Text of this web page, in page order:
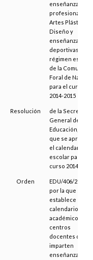
enseñanzas
profesionales
Artes Plásticas y
Diseño y
enseñanzas
deportivas de
régimen
de la
Foral de
para el curso
2014-2015
Resolución
de la Secretaría
General de
Educación, por
que se aprueba
el calendario
escolar para el
curso 2014/2015
Orden
EDU/406/2014,
por la que se
establece el
calendario
académico de
centros
docentes que
imparten
enseñanzas